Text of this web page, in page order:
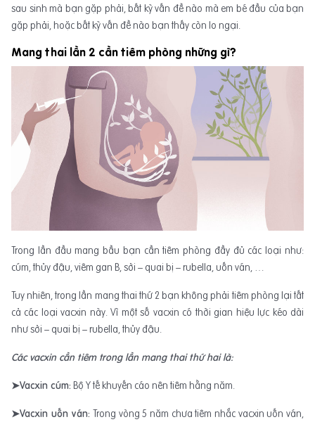
sau sinh mà bạn gặp phải, bất kỳ vấn đề nào mà em bé đầu của bạn
gặp phải, hoặc bất kỳ vấn đề nào bạn thấy còn lo ngại.
Mang thai lần 2 cần tiêm phòng những gì?
Trong lần đầu mang bầu bạn cần tiêm phòng đầy đủ các loại như:
cúm, thủy đậu, viêm gan B, sởi – quai bị – rubella, uốn ván, …
Tuy nhiên, trong lần mang thai thứ 2 bạn không phải tiêm phòng lại tất
cả các loại vacxin này. Vì một số vacxin có thời gian hiệu lực kéo dài
như sởi – quai bị – rubella, thủy đậu.
Các vacxin cần tiêm trong lần mang thai thứ hai là:
➤Vacxin cúm: Bộ Y tế khuyến cáo nên tiêm hằng năm.
➤Vacxin uốn ván: Trong vòng 5 năm chưa tiêm nhắc vacxin uốn ván,